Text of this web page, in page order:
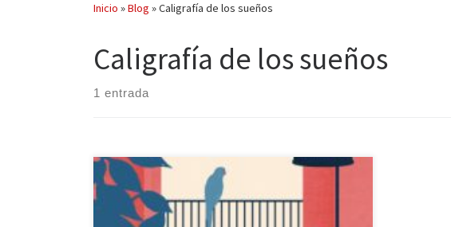
Inicio »Blog »Caligrafía de los sueños
Caligrafía de los sueños
1 entrada
Lumen publica la nueva novela corta de Juan Marsé,
una historia tierna y dura que recupera uno de los